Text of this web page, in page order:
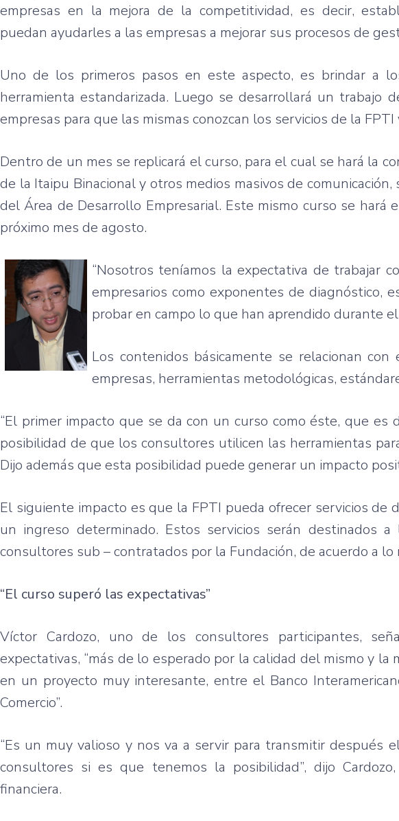
empresas en la mejora de la competitividad, es decir,
puedan ayudarles a las empresas a mejorar sus procesos de
Uno de los primeros pasos en este aspecto, es brindar a
herramienta estandarizada. Luego sedesarrollará un trabajo
empresas para que las mismas conozcan los servicios de la FPTI
Dentro de un mes se replicará elcurso, para el cualse hará la
de la Itaipu Binacionaly otros medios masivos de comunicación,
delÁrea de Desarrollo Empresarial. Este mismo curso se hará
próximo mes de agosto.
“Nosotros teníamos laexpectativa de trabajar
empresarios como exponentes dediagnóstico,
probaren campo lo que han aprendido durante el
Los contenidos básicamente se relacionan con
empresas, herramientas metodológicas,
“El primer impacto que se da con un curso como éste,que es
posibilidad de que los consultores utilicen las herramientas
Dijo además que esta posibilidad puede generar un impacto
El siguiente impacto es que la FPTI pueda ofrecer servicios de
un ingreso determinado. Estos servicios serán destinados a
consultores sub –contratados por la Fundación, de acuerdo a lo
“El curso superó las expectativas”
Víctor Cardozo, uno de los consultores participantes,
expectativas, “más de lo esperado por lacalidad del mismo y la
en un proyecto muy interesante,entre el Banco
Comercio”.
“Es un muy valioso y nos va a servir para transmitir después
consultores si es que tenemos la posibilidad”, dijo Cardozo
financiera.